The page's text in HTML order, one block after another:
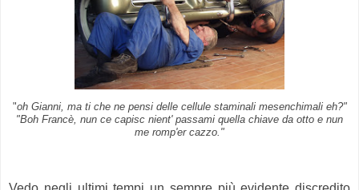
"oh Gianni, ma ti che ne pensi delle cellule staminali mesenchimali eh?"
"Boh Francè, nun ce capisc nient' passami quella chiave da otto e nun
me romp'er cazzo."